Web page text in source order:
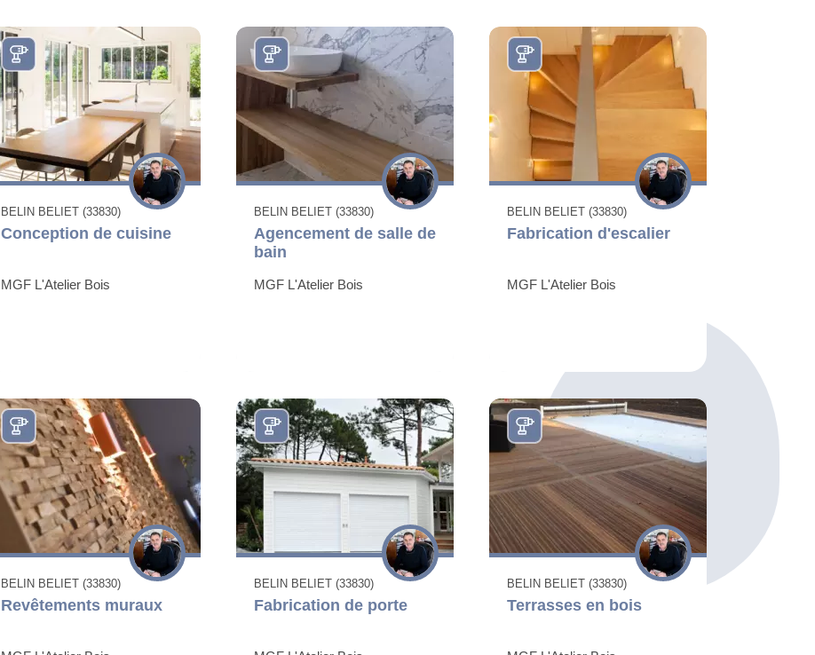
BELIN BELIET (33830)
Conception de cuisine
MGF L'Atelier Bois
BELIN BELIET (33830)
Agencement de salle de
bain
MGF L'Atelier Bois
BELIN BELIET (33830)
Fabrication d'escalier
MGF L'Atelier Bois
BELIN BELIET (33830)
Revêtements muraux
BELIN BELIET (33830)
Fabrication de porte
BELIN BELIET (33830)
Terrasses en bois